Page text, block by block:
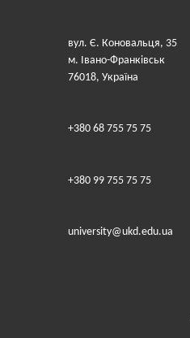
вул. Є. Коновальця, 35
м. Івано-Франківськ
76018, Україна
+380 68 755 75 75
+380 99 755 75 75
university@ukd.edu.ua